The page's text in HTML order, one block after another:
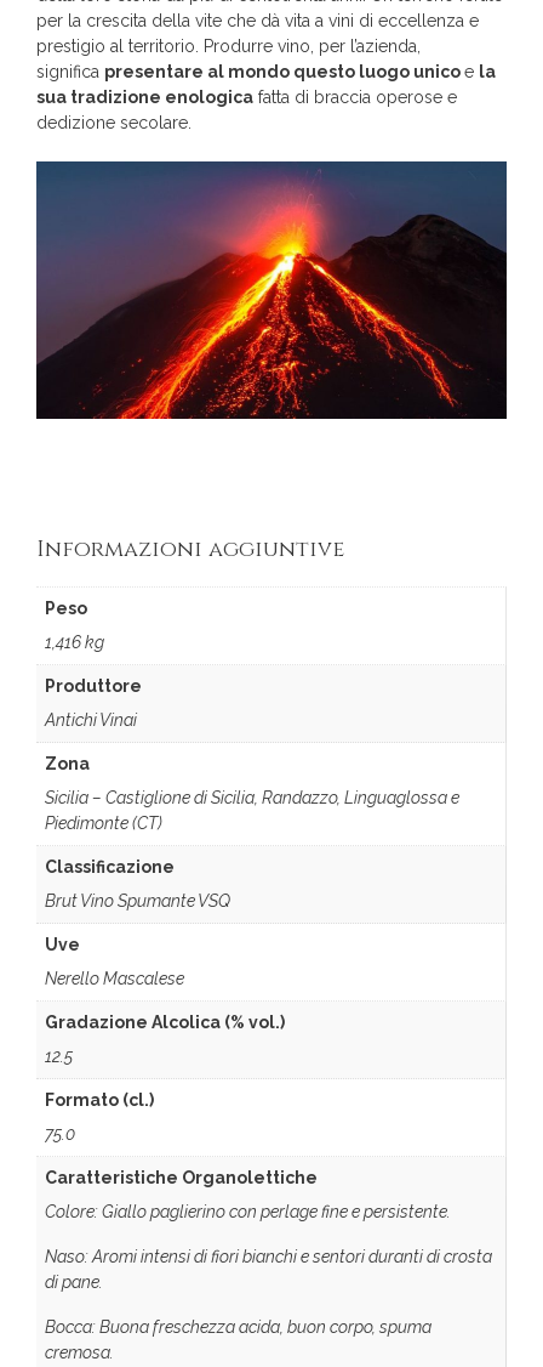
per la crescita della vite che dà vita a vini di eccellenza e
prestigio al territorio. Produrre vino, per l’azienda,
significa presentare al mondo questo luogo unicoe la
sua tradizione enologica fatta di braccia operose e
dedizione secolare.
Informazioni aggiuntive
Peso
1,416 kg
Produttore
Antichi Vinai
Zona
Sicilia – Castiglione di Sicilia, Randazzo, Linguaglossa e
Piedimonte (CT)
Classificazione
Brut Vino Spumante VSQ
Uve
Nerello Mascalese
Gradazione Alcolica (% vol.)
12.5
Formato (cl.)
75.0
Caratteristiche Organolettiche
Colore: Giallo paglierino con perlage fine e persistente.
Naso: Aromi intensi di fiori bianchi e sentori duranti di crosta
di pane.
Bocca: Buona freschezza acida, buon corpo, spuma
cremosa.